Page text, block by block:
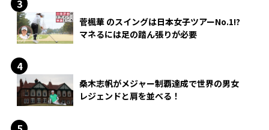
菅楓華 のスイングは日本女子ツアーNo.1!?
マネるには足の踏ん張りが必要
桑木志帆がメジャー制覇達成で世界の男女
レジェンドと肩を並べる！